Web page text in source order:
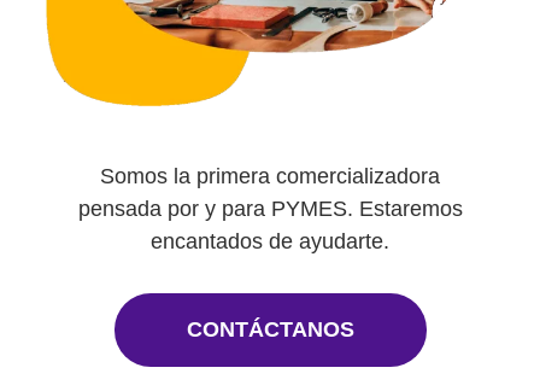
Somos la primera comercializadora
pensada por y para PYMES. Estaremos
encantados de ayudarte.
CONTÁCTANOS